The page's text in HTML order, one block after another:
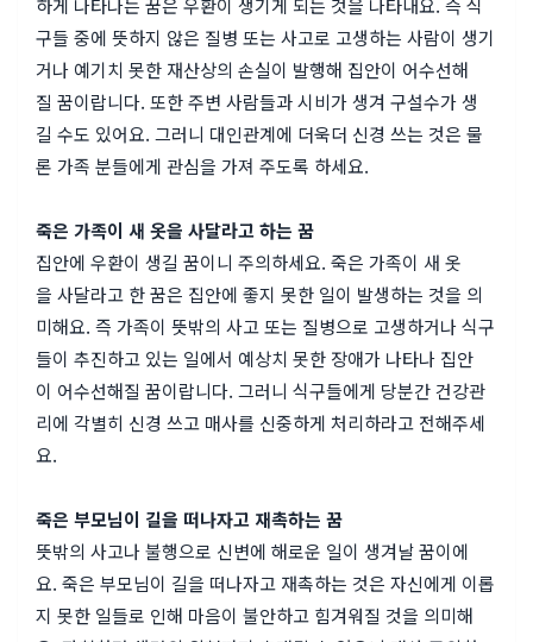
하게 나타나는 꿈은 우환이 생기게 되는 것을 나타내요. 즉 식
구들 중에 뜻하지 않은 질병 또는 사고로 고생하는 사람이 생기
거나 예기치 못한 재산상의 손실이 발행해 집안이 어수선해
질 꿈이랍니다. 또한 주변 사람들과 시비가 생겨 구설수가 생
길 수도 있어요. 그러니 대인관계에 더욱더 신경 쓰는 것은 물
론 가족 분들에게 관심을 가져 주도록 하세요.
죽은 가족이 새 옷을 사달라고 하는 꿈
집안에 우환이 생길 꿈이니 주의하세요. 죽은 가족이 새 옷
을 사달라고 한 꿈은 집안에 좋지 못한 일이 발생하는 것을 의
미해요. 즉 가족이 뜻밖의 사고 또는 질병으로 고생하거나 식구
들이 추진하고 있는 일에서 예상치 못한 장애가 나타나 집안
이 어수선해질 꿈이랍니다. 그러니 식구들에게 당분간 건강관
리에 각별히 신경 쓰고 매사를 신중하게 처리하라고 전해주세
요.
죽은 부모님이 길을 떠나자고 재촉하는 꿈
뜻밖의 사고나 불행으로 신변에 해로운 일이 생겨날 꿈이에
요. 죽은 부모님이 길을 떠나자고 재촉하는 것은 자신에게 이롭
지 못한 일들로 인해 마음이 불안하고 힘겨워질 것을 의미해